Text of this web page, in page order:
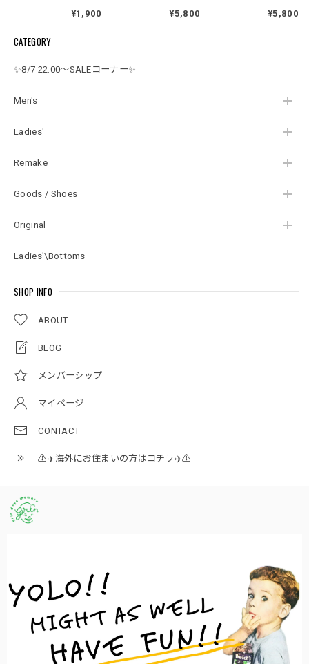
CATEGORY
✨8/7 22:00～SALEコーナー✨
Men's
Ladies'
Remake
Goods / Shoes
Original
Ladies'\Bottoms
SHOP INFO
ABOUT
BLOG
メンバーシップ
マイページ
CONTACT
⚠️✈️海外にお住まいの方はコチラ✈️⚠️
スジップ ワッフル ポ
ャパンヴィンテージ
メンズLサイズ
¥1,900
ー ポロシャツ プルオ
USED ヴィンテージ
ズＭサイズ
¥5,800
ラシックスタイル
ビンテージ 古着 メン
¥5,800